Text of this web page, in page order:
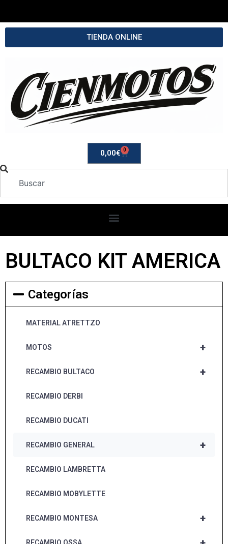
TIENDA ONLINE
0,00€ 0
BULTACO KIT AMERICA
Categorías
MATERIAL ATRETTZO
+
MOTOS
+
RECAMBIO BULTACO
RECAMBIO DERBI
RECAMBIO DUCATI
+
RECAMBIO GENERAL
RECAMBIO LAMBRETTA
RECAMBIO MOBYLETTE
+
RECAMBIO MONTESA